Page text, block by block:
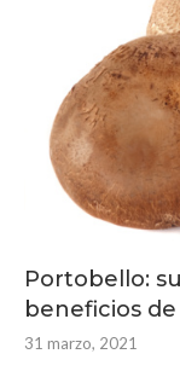
Portobello:
beneficios
31 marzo, 2021